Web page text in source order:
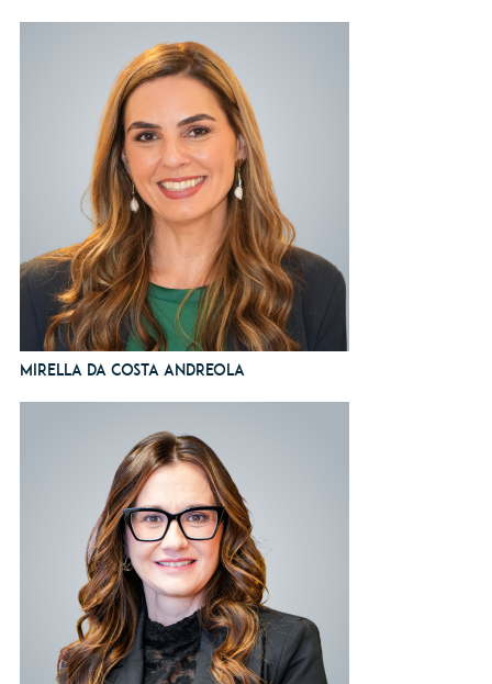
Mirella da Costa Andreola